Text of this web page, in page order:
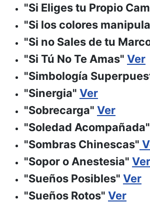
"Si Eliges tu Propio
"Si los colores
"Si no Sales de tu
"Si Tú No Te Amas" Ver
"Simbología
"Sinergia" Ver
"Sobrecarga" Ver
"Soledad Acompañada"
"Sombras Chinescas"
"Sopor o Anestesia" Ver
"Sueños Posibles" Ver
"Sueños Rotos" Ver